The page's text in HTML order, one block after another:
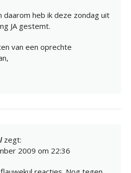
daarom heb ik deze zondag uit
JA gestemt.
van een oprechte
zegt:
2009 om 22:36